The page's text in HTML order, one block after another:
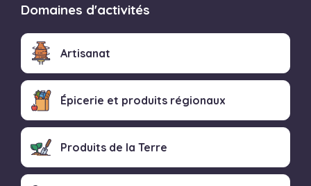
Domaines d'activités
Artisanat
Épicerie et produits régionaux
Produits de la Terre